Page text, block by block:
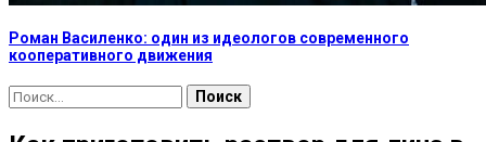
Роман Василенко: один из идеологов современного
кооперативного движения
Найти: